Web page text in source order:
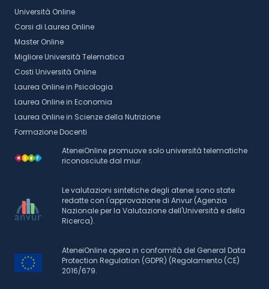
Università Online
Corsi di Laurea Online
Master Online
Migliore Università Telematica
Costi Università Online
Laurea Online in Psicologia
Laurea Online in Economia
Laurea Online in Scienze della Nutrizione
Formazione Docenti
AteneiOnline promuove solo università telematiche
riconosciute dal miur.
Le valutazioni sintetiche degli atenei sono state
redatte con l'approvazione di Anvur (Agenzia
Nazionale per la Valutazione dell'Università e della
Ricerca).
AteneiOnline opera in conformità del General Data
Protection Regulation (GDPR) (Regolamento (CE)
2016/679.